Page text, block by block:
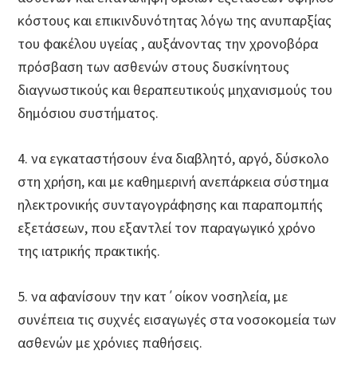
κόστους και επικινδυνότητας λόγω της ανυπαρξίας
του φακέλου υγείας , αυξάνοντας την χρονοβόρα
πρόσβαση των ασθενών στους δυσκίνητους
διαγνωστικούς και θεραπευτικούς μηχανισμούς του
δημόσιου συστήματος.
4. να εγκαταστήσουν ένα διαβλητό, αργό, δύσκολο
στη χρήση, και με καθημερινή ανεπάρκεια σύστημα
ηλεκτρονικής συνταγογράφησης και παραπομπής
εξετάσεων, που εξαντλεί τον παραγωγικό χρόνο
της ιατρικής πρακτικής.
5. να αφανίσουν την κατ΄οίκον νοσηλεία, με
συνέπεια τις συχνές εισαγωγές στα νοσοκομεία των
ασθενών με χρόνιες παθήσεις.